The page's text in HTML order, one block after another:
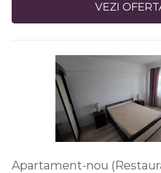
VEZI
Apartament-nou